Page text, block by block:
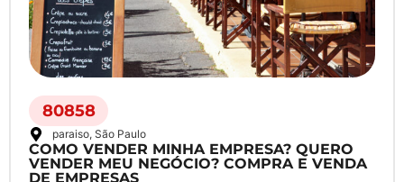
80858
paraiso, São Paulo
COMO VENDER MINHA EMPRESA? QUERO
VENDER MEU NEGÓCIO? COMPRA E VENDA
DE EMPRESAS